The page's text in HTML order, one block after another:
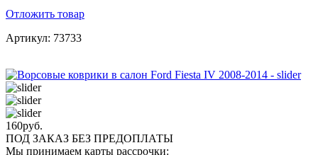
Отложить товар
Артикул: 73733
160руб.
ПОД ЗАКАЗ БЕЗ ПРЕДОПЛАТЫ
Мы принимаем карты рассрочки: